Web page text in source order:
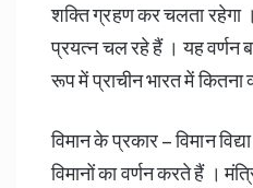
शक्ति ग्रहण कर चलता रहेगा
प्रयत्न चल रहे हैं । यह वर्णन
रूप में प्राचीन भारत में कितना
विमान के प्रकार – विमान
विमानों का वर्णन करते हैं ।